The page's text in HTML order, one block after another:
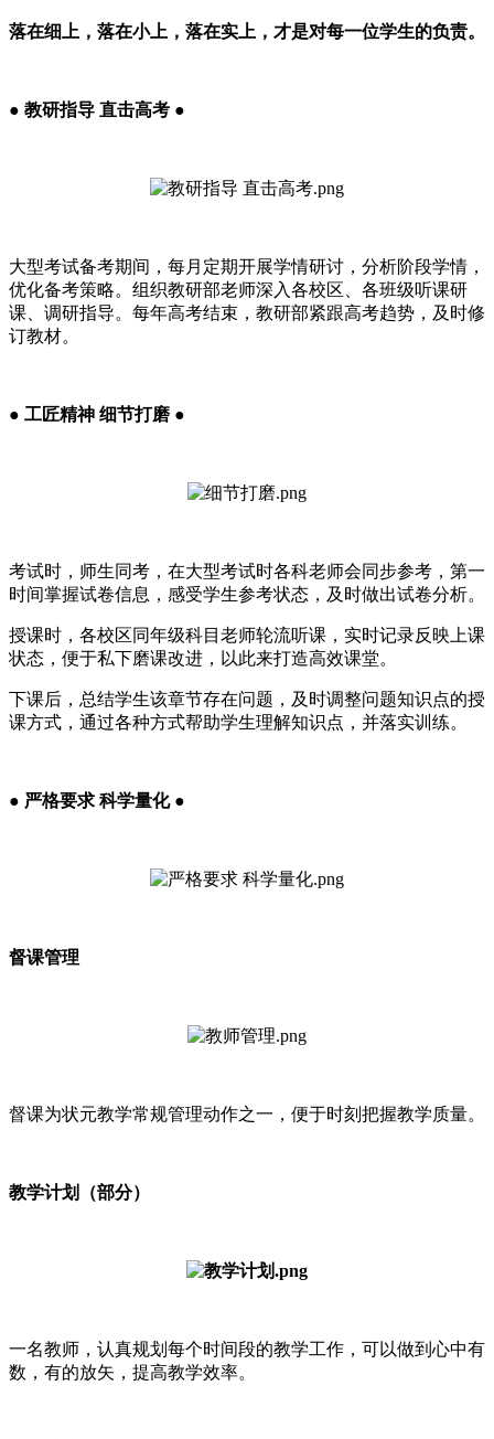
落在细上，落在小上，落在实上，才是对每一位学生的负责。
● 教研指导 直击高考 ●
大型考试备考期间，每月定期开展学情研讨，分析阶段学情，
优化备考策略。组织教研部老师深入各校区、各班级听课研
课、调研指导。每年高考结束，教研部紧跟高考趋势，及时修
订教材。
● 工匠精神 细节打磨 ●
考试时，师生同考，在大型考试时各科老师会同步参考，第一
时间掌握试卷信息，感受学生参考状态，及时做出试卷分析。
授课时，各校区同年级科目老师轮流听课，实时记录反映上课
状态，便于私下磨课改进，以此来打造高效课堂。
下课后，总结学生该章节存在问题，及时调整问题知识点的授
课方式，通过各种方式帮助学生理解知识点，并落实训练。
● 严格要求 科学量化 ●
督课管理
督课为状元教学常规管理动作之一，便于时刻把握教学质量。
教学计划（部分）
一名教师，认真规划每个时间段的教学工作，可以做到心中有
数，有的放矢，提高教学效率。